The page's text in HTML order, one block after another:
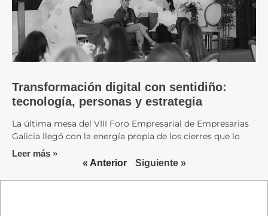
Transformación digital con sentidiño:
tecnología, personas y estrategia
La última mesa del VIII Foro Empresarial de Empresarias
Galicia llegó con la energía propia de los cierres que lo
Leer más »
« Anterior
Siguiente »